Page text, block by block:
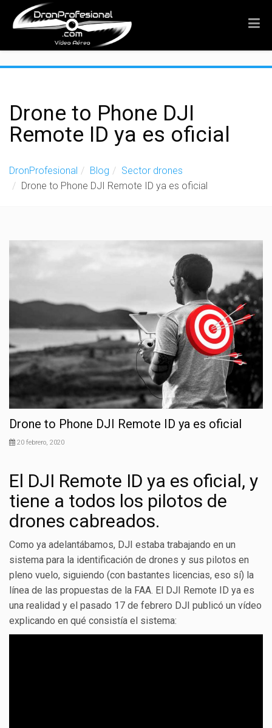
Drone to Phone DJI
Remote ID ya es oficial
DronProfesional Blog
Sector drones
Drone to Phone DJI Remote ID ya es oficial
Drone to Phone DJI Remote ID ya es oficial
20 febrero, 2020
El DJI Remote ID ya es oficial, y
tiene a todos los pilotos de
drones cabreados.
Como ya adelantábamos, DJI estaba trabajando en un
sistema para la identificación de drones y sus pilotos en
pleno vuelo, siguiendo (con bastantes licencias, eso sí) la
línea de las propuestas de la FAA. El DJI Remote ID ya es
una realidad y e l pasado 17 de febrero DJI publicó un vídeo
explicando en qué consistía el sistema: